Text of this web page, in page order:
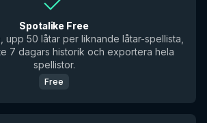
Spotalike Free
upp 50 låtar per liknande låtar-spellista,
7 dagars historik och exportera hela
spellistor.
Free